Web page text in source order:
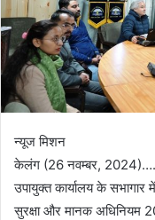
न्यूज मिशन
केलंग (26 नवम्बर, 2024)….
उपायुक्त कार्यालय के सभागार
सुरक्षा और मानक अधिनियम